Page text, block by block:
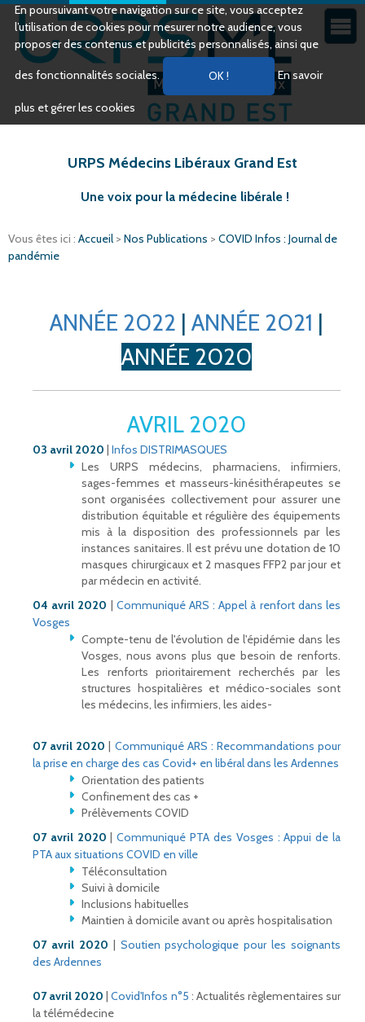
En poursuivant votre navigation sur ce site, vous acceptez
l’utilisation de cookies pour mesurer notre audience, vous
proposer des contenus et publicités personnalisés, ainsi que
des fonctionnalités sociales. En savoir
plus et gérer les cookies
URPS Médecins Libéraux Grand Est
Une voix pour la médecine libérale !
Vous êtes ici : Accueil > Nos Publications > COVID Infos : Journal de
pandémie
ANNÉE 2022 | ANNÉE 2021 |
ANNÉE 2020
AVRIL 2020
03 avril 2020 | Infos DISTRIMASQUES
Les URPS médecins, pharmaciens, infirmiers,
sages-femmes et masseurs-kinésithérapeutes se
sont organisées collectivement pour assurer une
distribution équitable et régulière des équipements
mis à la disposition des professionnels par les
instances sanitaires. Il est prévu une dotation de 10
masques chirurgicaux et 2 masques FFP2 par jour et
par médecin en activité.
04 avril 2020 | Communiqué ARS : Appel à renfort dans les
Vosges
Compte-tenu de l'évolution de l'épidémie dans les
Vosges, nous avons plus que besoin de renforts.
Les renforts prioritairement recherchés par les
structures hospitalières et médico-sociales sont
les médecins, les infirmiers, les aides-
07 avril 2020 | Communiqué ARS : Recommandations pour
la prise en charge des cas Covid+ en libéral dans les Ardennes
Orientation des patients
Confinement des cas +
Prélèvements COVID
07 avril 2020 |Communiqué PTA des Vosges : Appui de la
PTA aux situations COVID en ville
Téléconsultation
Suivi à domicile
Inclusions habituelles
Maintien à domicile avant ou après hospitalisation
07 avril 2020 | Soutien psychologique pour les soignants
des Ardennes
07 avril 2020 |Covid'Infos n°5 : Actualités règlementaires sur
la télémédecine